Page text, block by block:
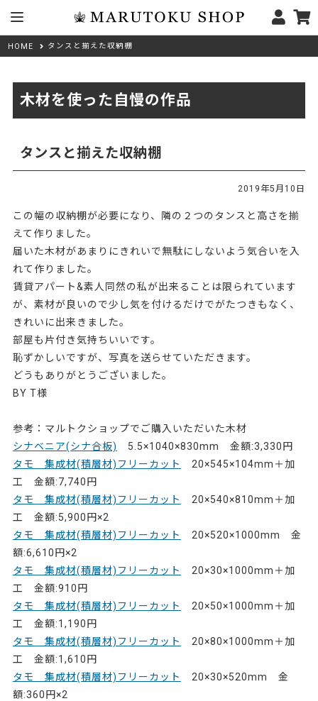
HOME タンスと揃えた収納棚
木材を使った自慢の作品
タンスと揃えた収納棚
2019年5月10日
この幅の収納棚が必要になり、隣の２つのタンスと高さを揃
えて作りました。
届いた木材があまりにきれいで無駄にしないよう気合いを入
れて作りました。
賃貸アパート&素人同然の私が出来ることは限られています
が、素材が良いので少し気を付けるだけでがたつきもなく、
きれいに出来きました。
部屋も片付き気持ちいいです。
恥ずかしいですが、写真を送らせていただきます。
どうもありがとうございました。
BY T様
参考：マルトクショップでご購入いただいた木材
シナベニア(シナ合板)
5.5×1040×830mm 金額:3,330円
タモ 集成材(積層材)フリーカット
20×545×104mm＋加
工 金額:7,740円
タモ 集成材(積層材)フリーカット
20×540×810mm＋加
工 金額:5,900円×2
タモ 集成材(積層材)フリーカット
20×520×1000mm 金
額:6,610円×2
タモ 集成材(積層材)フリーカット
20×30×1000mm＋加
工 金額:910円
タモ 集成材(積層材)フリーカット
20×50×1000mm＋加
工 金額:1,190円
タモ 集成材(積層材)フリーカット
20×80×1000mm＋加
工 金額:1,610円
タモ 集成材(積層材)フリーカット
20×30×520mm 金
額:360円×2